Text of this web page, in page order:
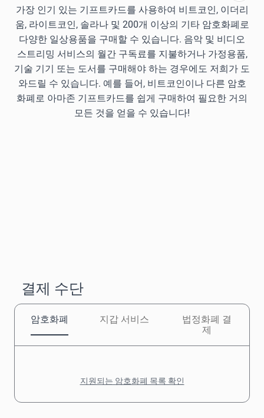
가장 인기 있는 기프트카드를 사용하여 비트코인, 이더리
움, 라이트코인, 솔라나 및 200개 이상의 기타 암호화폐로
다양한 일상용품을 구매할 수 있습니다. 음악 및 비디오
스트리밍 서비스의 월간 구독료를 지불하거나 가정용품,
기술 기기 또는 도서를 구매해야 하는 경우에도 저희가 도
와드릴 수 있습니다. 예를 들어, 비트코인이나 다른 암호
화폐로 아마존 기프트카드를 쉽게 구매하여 필요한 거의
모든 것을 얻을 수 있습니다!
결제 수단
암호화폐 지갑 서비스
법정화폐 결
제
지원되는 암호화폐 목록 확인